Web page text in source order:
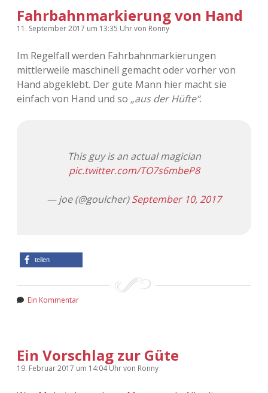
Fahrbahnmarkierung von Hand
11. September 2017 um 13:35 Uhrvon Ronny
Im Regelfall werden Fahrbahnmarkierungen
mittlerweile maschinell gemacht oder vorher von
Hand abgeklebt. Der gute Mann hier macht sie
einfach von Hand und so „aus der Hüfte“.
This guy is an actual magician
pic.twitter.com/TO7s6mbeP8
— joe (@goulcher)September 10, 2017
teilen
Ein Kommentar
Ein Vorschlag zur Güte
19. Februar 2017 um 14:04 Uhrvon Ronny